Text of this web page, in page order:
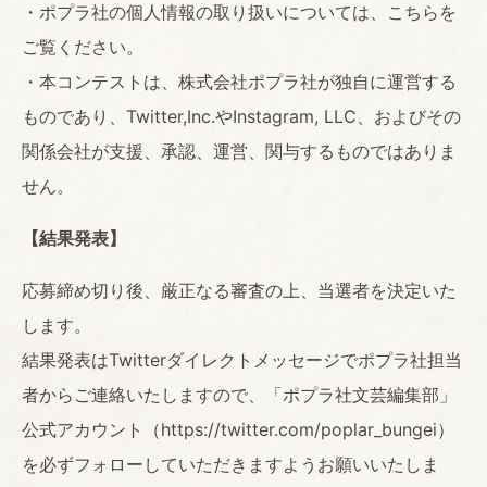
・ポプラ社の個人情報の取り扱いについては、こちらを
ご覧ください。
・本コンテストは、株式会社ポプラ社が独自に運営する
ものであり、Twitter,Inc.やInstagram, LLC、およびその
関係会社が支援、承認、運営、関与するものではありま
せん。
【結果発表】
応募締め切り後、厳正なる審査の上、当選者を決定いた
します。
結果発表はTwitterダイレクトメッセージでポプラ社担当
者からご連絡いたしますので、「ポプラ社文芸編集部」
公式アカウント（https://twitter.com/poplar_bungei）
を必ずフォローしていただきますようお願いいたしま